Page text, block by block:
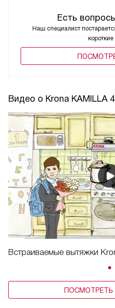
Есть
Наш специалист
короткие
Видео о Krona KAMILLA
Встраиваемые вытяжки
ПОСМОТРЕТЬ